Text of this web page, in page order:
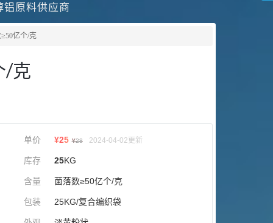
原料供应商
亿个/克
/克
单价 ¥25 ¥28 2024-04-02更新
库存 25KG
含量 菌落数≥50亿个/克
包装 25KG/复合编织袋